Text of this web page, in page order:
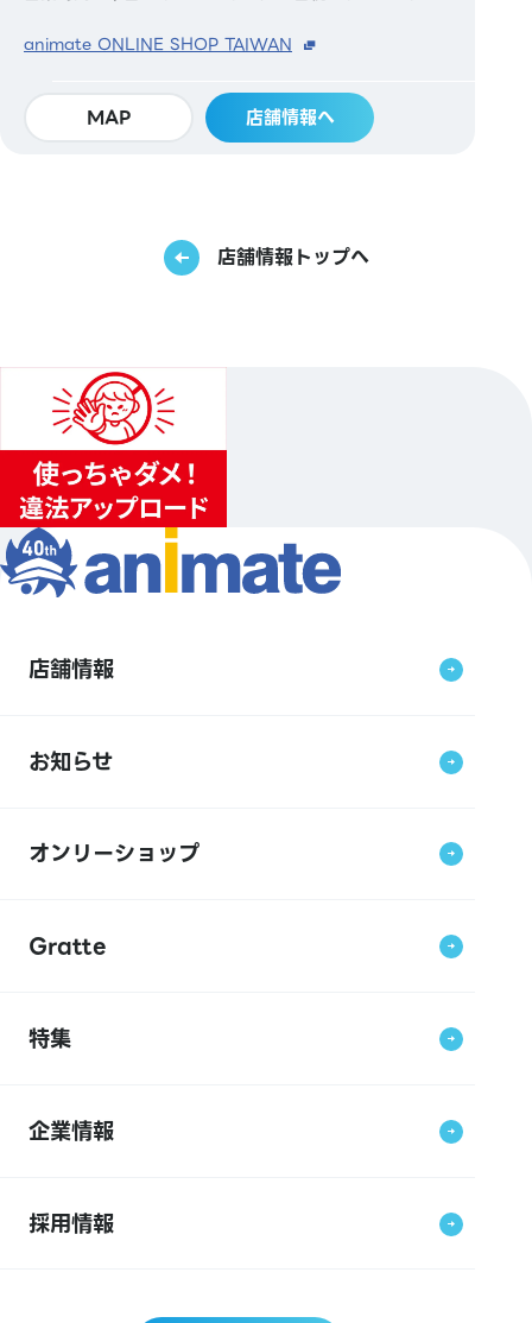
animate ONLINE SHOP TAIWAN
MAP 店舗情報へ
店舗情報トップへ
店舗情報
お知らせ
オンリーショップ
Gratte
特集
企業情報
採用情報